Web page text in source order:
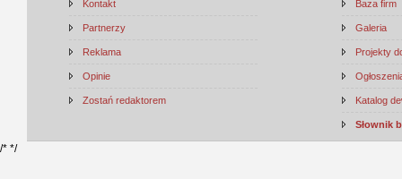
Kontakt
Partnerzy
Reklama
Opinie
Zostań redaktorem
Baza firm
Galeria
Projekty
Katalog
Słownik
/* */